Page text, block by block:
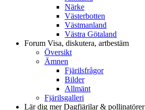
Närke
Västerbotten
Västmanland
Västra Götaland
Forum Visa, diskutera, artbestäm
Översikt
Ämnen
Fjärilsfrågor
Bilder
Allmänt
Fjärilsgalleri
Lär dig merDagfjärilar & pollinatörer